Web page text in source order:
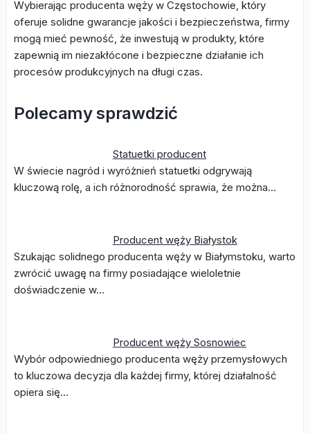
Wybierając producenta węży w Częstochowie, który
oferuje solidne gwarancje jakości i bezpieczeństwa, firmy
mogą mieć pewność, że inwestują w produkty, które
zapewnią im niezakłócone i bezpieczne działanie ich
procesów produkcyjnych na długi czas.
Polecamy sprawdzić
Statuetki producent
W świecie nagród i wyróżnień statuetki odgrywają
kluczową rolę, a ich różnorodność sprawia, że można…
Producent węży Białystok
Szukając solidnego producenta węży w Białymstoku, warto
zwrócić uwagę na firmy posiadające wieloletnie
doświadczenie w…
Producent węży Sosnowiec
Wybór odpowiedniego producenta węży przemysłowych
to kluczowa decyzja dla każdej firmy, której działalność
opiera się…